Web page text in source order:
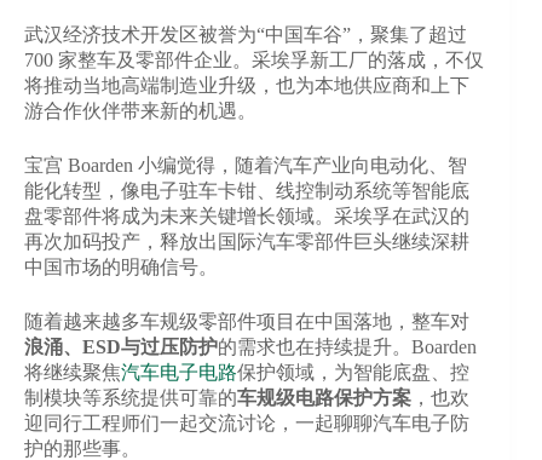
武汉经济技术开发区被誉为“中国车谷”，聚集了超过
700 家整车及零部件企业。采埃孚新工厂的落成，不仅
将推动当地高端制造业升级，也为本地供应商和上下
游合作伙伴带来新的机遇。
宝宫 Boarden 小编觉得，随着汽车产业向电动化、智
能化转型，像电子驻车卡钳、线控制动系统等智能底
盘零部件将成为未来关键增长领域。采埃孚在武汉的
再次加码投产，释放出国际汽车零部件巨头继续深耕
中国市场的明确信号。
随着越来越多车规级零部件项目在中国落地，整车对
浪涌、ESD与过压防护的需求也在持续提升。Boarden
将继续聚焦汽车电子电路保护领域，为智能底盘、控
制模块等系统提供可靠的车规级电路保护方案 ，也欢
迎同行工程师们一起交流讨论，一起聊聊汽车电子防
护的那些事。